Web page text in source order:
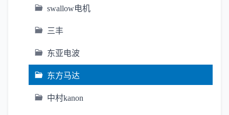
swallow电机
三丰
东亚电波
东方马达
中村kanon